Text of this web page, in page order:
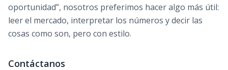
oportunidad”, nosotros preferimos hacer algo más útil:
leer el mercado, interpretar los números y decir las
cosas como son, pero con estilo.
Contáctanos